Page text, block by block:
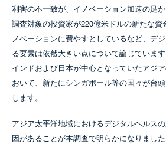
利害の不一致が、イノベーション加速の足か
調査対象の投資家が220億米ドルの新たな資
ノベーションに費やすとしているなど、デ
る要素は依然大きい点について論じています
インドおよび日本が中心となっていたアジ
おいて、新たにシンガポール等の国々が台
します。
アジア太平洋地域におけるデジタルヘルス
因があることが本調査で明らかになりました